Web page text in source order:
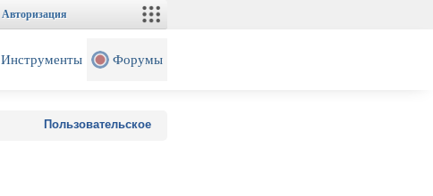
Авторизация
Инструменты Форумы
Пользовательское